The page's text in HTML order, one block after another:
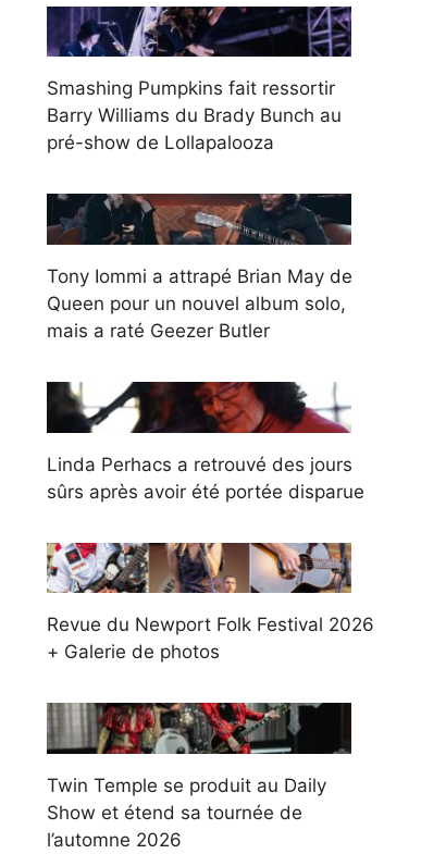
Smashing Pumpkins fait ressortir
Barry Williams du Brady Bunch au
pré-show de Lollapalooza
Tony Iommi a attrapé Brian May de
Queen pour un nouvel album solo,
mais a raté Geezer Butler
Linda Perhacs a retrouvé des jours
sûrs après avoir été portée disparue
Revue du Newport Folk Festival 2026
+ Galerie de photos
Twin Temple se produit au Daily
Show et étend sa tournée de
l’automne 2026